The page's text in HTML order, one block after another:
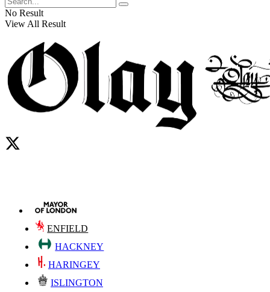
No Result
View All Result
ENFIELD
HACKNEY
HARINGEY
ISLINGTON